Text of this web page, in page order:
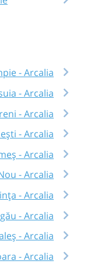
- Arcalia
- Arcalia
- Arcalia
- Arcalia
- Arcalia
- Arcalia
- Arcalia
- Arcalia
- Arcalia
- Arcalia